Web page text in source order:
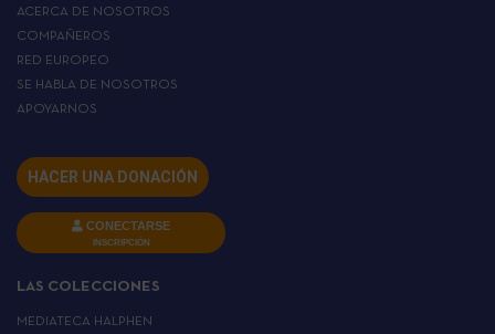
ACERCA DE NOSOTROS
COMPAÑEROS
RED EUROPEO
SE HABLA DE NOSOTROS
APOYARNOS
HACER UNA DONACIÓN
CONECTARSE
INSCRIPCIÓN
LAS COLECCIONES
MEDIATECA HALPHEN